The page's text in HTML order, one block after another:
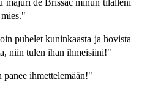
majuri de Brissac minun tilalleni
puhelet kuninkaasta ja hovista
niin tulen ihan ihmeisiini!"
ihmettelemään!"